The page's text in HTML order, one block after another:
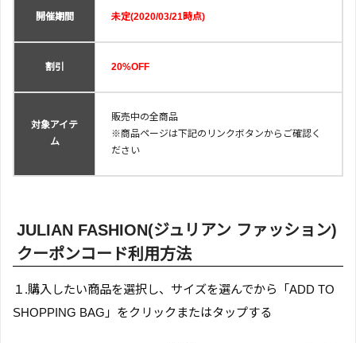
開催期間 未定(2020/03/21時点)
割引 20%OFF
対象アイテ
ム
販売中の全商品
※商品ページは下記のリンクボタンからご確認く
ださい
JULIAN FASHION(ジュリアン ファッション)
クーポンコード利用方法
１.購入したい商品を選択し、サイズを選んでから「ADD TO
SHOPPING BAG」をクリックまたはタップする